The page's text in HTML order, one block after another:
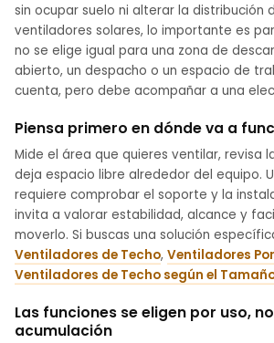
sin ocupar suelo ni alterar la distribución
ventiladores solares, lo importante es
no se elige igual para una zona de
abierto, un despacho o un espacio de
cuenta, pero debe acompañar a una
Piensa primero en dónde va a
Mide el área que quieres ventilar, revisa
deja espacio libre alrededor del equipo.
requiere comprobar el soporte y la
invita a valorar estabilidad, alcance y
moverlo. Si buscas una solución
Ventiladores de Techo, Ventiladores
Ventiladores de Techo según el
Las funciones se eligen por uso,
acumulación